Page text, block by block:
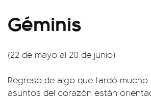
Géminis
(22 de mayo al 20 de junio)
Regreso de algo que tardó
asuntos del corazón están